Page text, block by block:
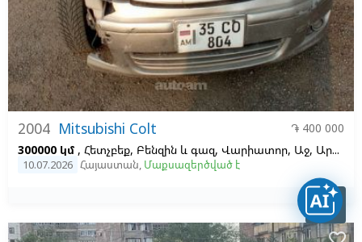

2004 Mitsubishi Colt
֏ 400 000
300000 կմ , Հետչբեք, Բենզին և գազ, Վարիատոր, Աջ, Արծաթագույն, 1.3
10.07.2026 Հայաստան, Մաքսազերծված է